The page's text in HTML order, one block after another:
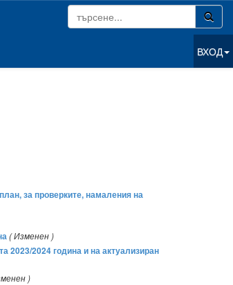
ВХОД
за проверките, намаления на
( Изменен )
2023/2024 година и на актуализиран
)